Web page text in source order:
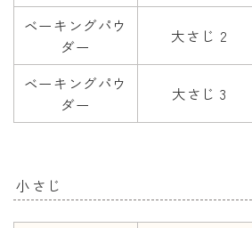
ベーキングパウ
ダー
大さじ 2
ベーキングパウ
ダー
大さじ 3
小さじ